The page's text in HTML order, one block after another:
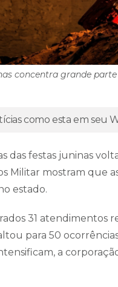
concentra grande
como esta em seu
das festas juninas
Militar mostram que
estado.
31 atendimentos
para 50
a